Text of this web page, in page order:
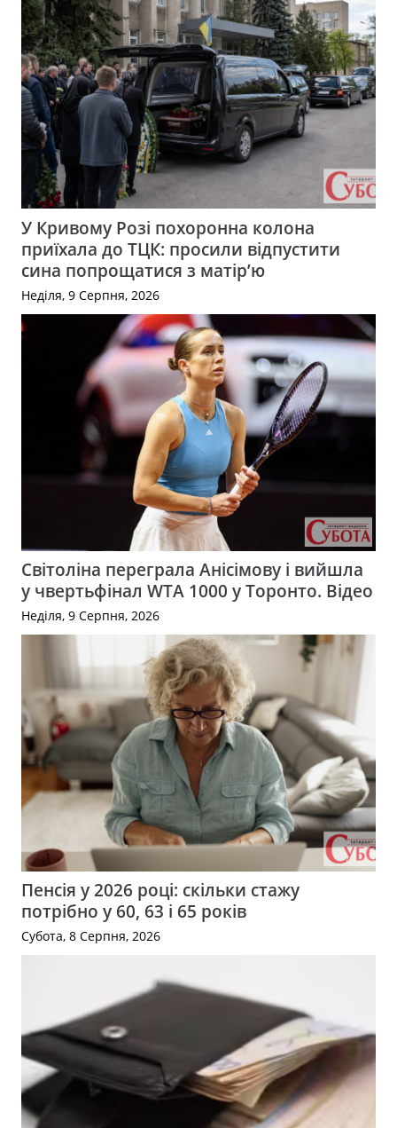
У Кривому Розі похоронна колона
приїхала до ТЦК: просили відпустити
сина попрощатися з матір’ю
Неділя, 9 Серпня, 2026
Світоліна переграла Анісімову і вийшла
у чвертьфінал WTA 1000 у Торонто. Відео
Неділя, 9 Серпня, 2026
Пенсія у 2026 році: скільки стажу
потрібно у 60, 63 і 65 років
Субота, 8 Серпня, 2026